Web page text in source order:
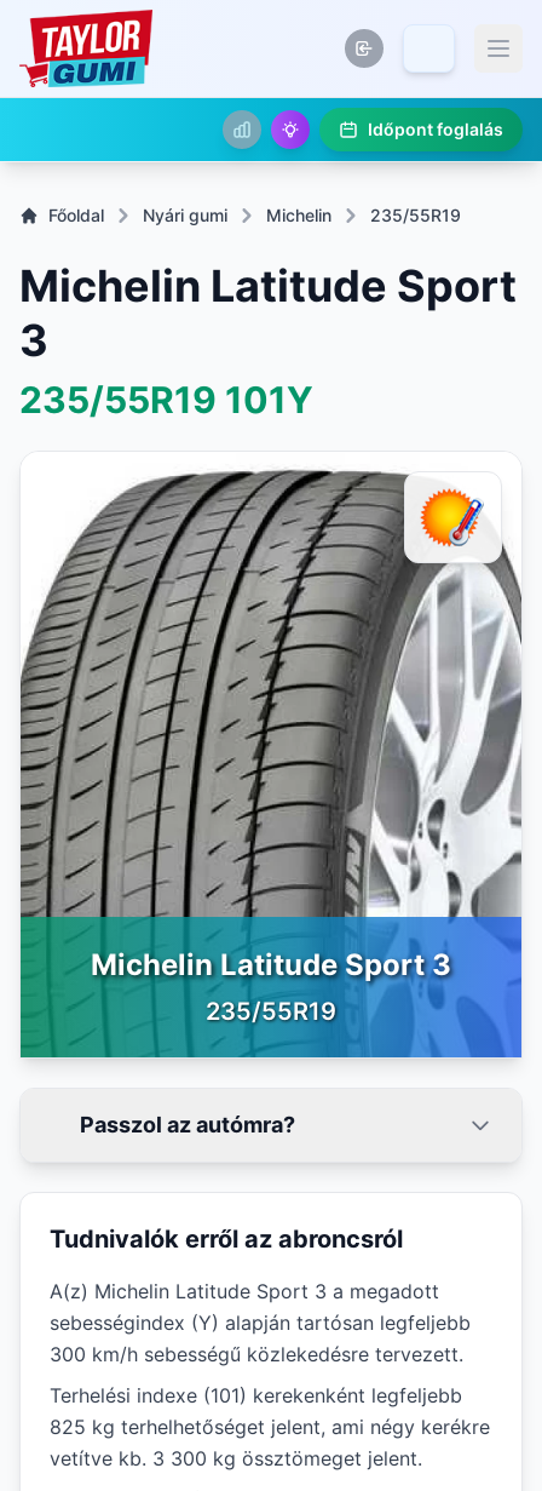
Időpont foglalás
Főoldal Nyári gumi Michelin 235/55R19
Michelin Latitude Sport
3
235/55R19 101Y
Michelin Latitude Sport 3
235/55R19
Passzol az autómra?
Tudnivalók erről az abroncsról
A(z) Michelin Latitude Sport 3 a megadott
sebességindex (Y) alapján tartósan legfeljebb
300 km/h sebességű közlekedésre tervezett.
Terhelési indexe (101) kerekenként legfeljebb
825 kg terhelhetőséget jelent, ami négy kerékre
vetítve kb. 3 300 kg össztömeget jelent.